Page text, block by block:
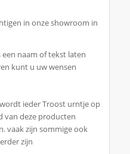
in onze showroom in
naam of tekst laten
kunt u uw wensen
ieder Troost urntje op
van deze producten
vaak zijn sommige ook
zijn